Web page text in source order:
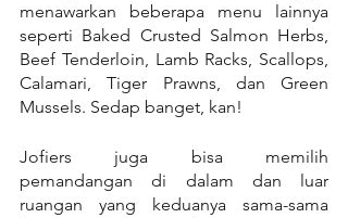
menawarkan beberapa menu lainnya
seperti Baked Crusted Salmon Herbs,
Beef Tenderloin, Lamb Racks, Scallops,
Calamari, Tiger Prawns, dan Green
Mussels. Sedap banget, kan!
Jofiers juga bisa memilih
pemandangan di dalam dan luar
ruangan yang keduanya sama-sama